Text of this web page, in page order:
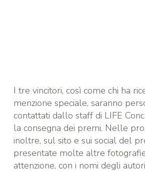
I tre vincitori, così come chi ha
menzione speciale, saranno
contattati dallo staff di LIFE
la consegna dei premi. Nelle
inoltre, sul sito e sui social del
presentate molte altre
attenzione, con i nomi degli